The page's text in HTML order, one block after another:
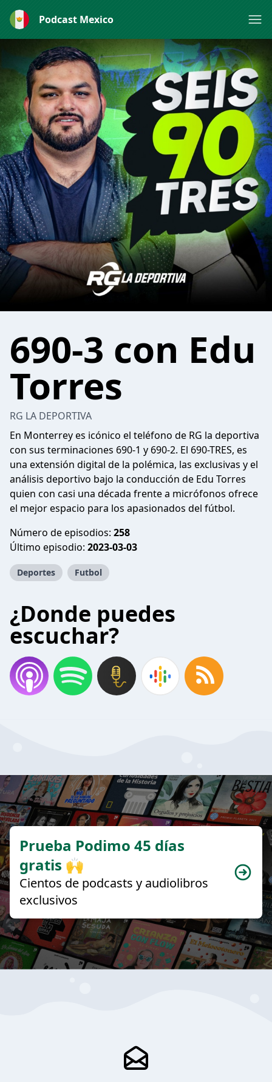
Podcast Mexico
690-3 con Edu
Torres
RG LA DEPORTIVA
En Monterrey es icónico el teléfono de RG la deportiva
con sus terminaciones 690-1 y 690-2. El 690-TRES, es
una extensión digital de la polémica, las exclusivas y el
análisis deportivo bajo la conducción de Edu Torres
quien con casi una década frente a micrófonos ofrece
el mejor espacio para los apasionados del fútbol.
Número de episodios: 258
Último episodio: 2023-03-03
Deportes Futbol
¿Donde puedes
escuchar?
Prueba Podimo 45 días
gratis 🙌
Cientos de podcasts y audiolibros
exclusivos